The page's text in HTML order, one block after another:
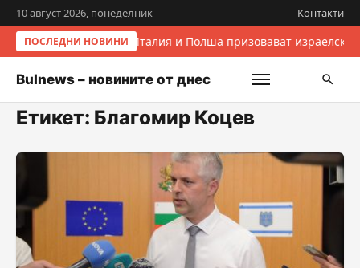
10 август 2026, понеделник Контакти
ПОСЛЕДНИ НОВИНИ Италия и Полша призовават
Bulnews – новините от днес
Етикет: Благомир Коцев